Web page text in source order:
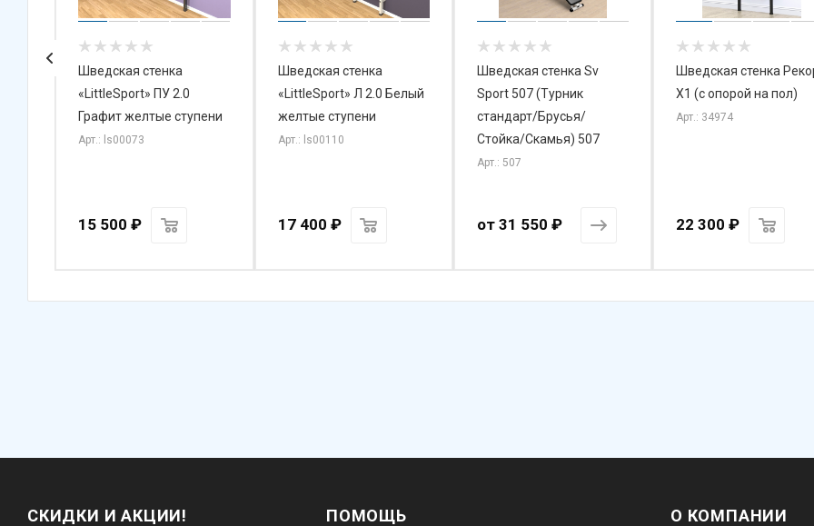
Шведская стенка
«LittleSport» ПУ 2.0
Графит желтые ступени
Арт.: ls00073
15 500 ₽
Шведская стенка
«LittleSport» Л 2.0 Белый
желтые ступени
Арт.: ls00110
17 400 ₽
Шведская стенка Sv
Sport 507 (Турник
стандарт/Брусья/
Стойка/Скамья) 507
Арт.: 507
от 31 550 ₽
Шведская стенка
X1 (с опорой на пол)
Арт.: 34974
22 300 ₽
СКИДКИ И АКЦИИ! ПОМОЩЬ О КОМПАНИИ